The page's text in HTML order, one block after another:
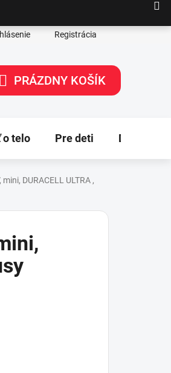
Registrácia
PRÁZDNY KOŠÍK
o telo Pre deti Dekorácie
DURACELL ULTRA ,